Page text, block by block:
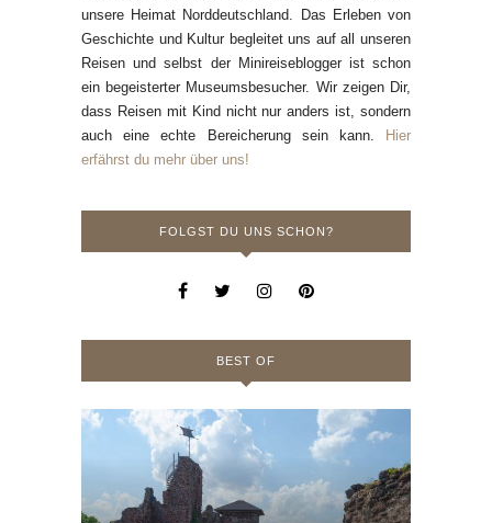
unsere Heimat Norddeutschland. Das Erleben von
Geschichte und Kultur begleitet uns auf all unseren
Reisen und selbst der Minireiseblogger ist schon
ein begeisterter Museumsbesucher. Wir zeigen Dir,
dass Reisen mit Kind nicht nur anders ist, sondern
auch eine echte Bereicherung sein kann.
Hier
erfährst du mehr über uns!
FOLGST DU UNS SCHON?
BEST OF